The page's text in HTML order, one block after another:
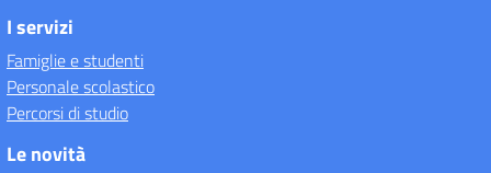
I servizi
Famiglie e studenti
Personale scolastico
Percorsi di studio
Le novità